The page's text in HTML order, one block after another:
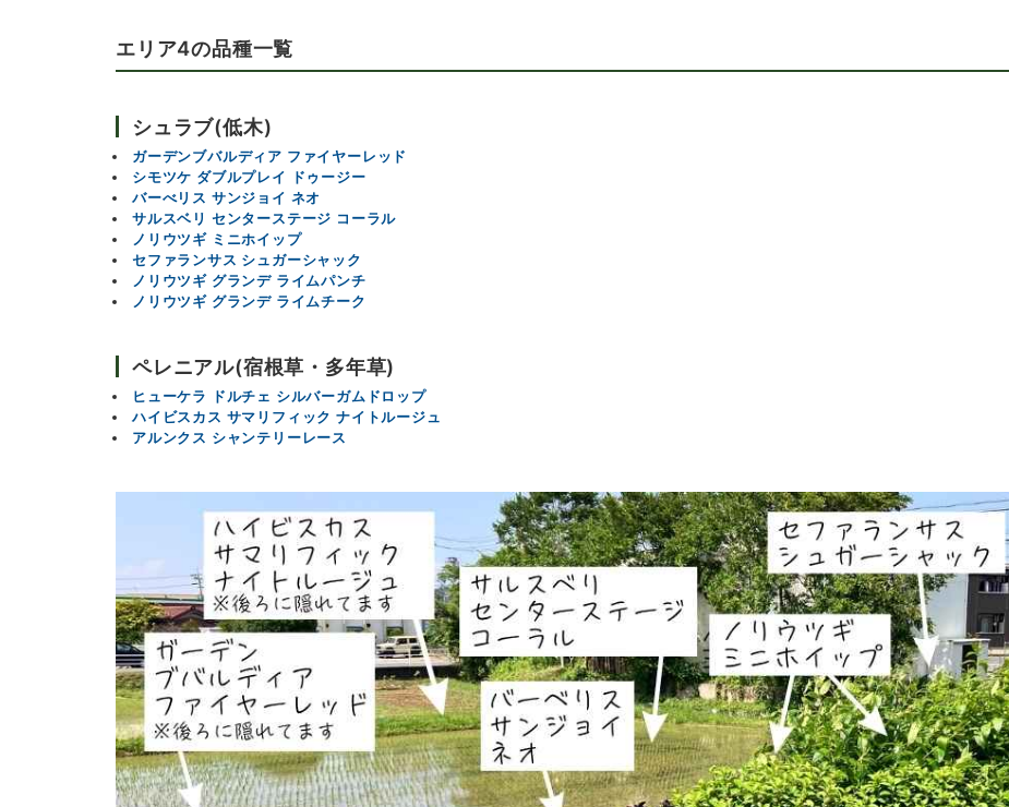
エリア4の品種一覧
シュラブ(低木)
ガーデンブバルディア ファイヤーレッド
シモツケ ダブルプレイ ドゥージー
バーべリス サンジョイ ネオ
サルスベリ センターステージ コーラル
ノリウツギ ミニホイップ
セファランサス シュガーシャック
ノリウツギ グランデ ライムパンチ
ノリウツギ グランデ ライムチーク
ペレニアル(宿根草・多年草)
ヒューケラ ドルチェ シルバーガムドロップ
ハイビスカス サマリフィック ナイトルージュ
アルンクス シャンテリーレース